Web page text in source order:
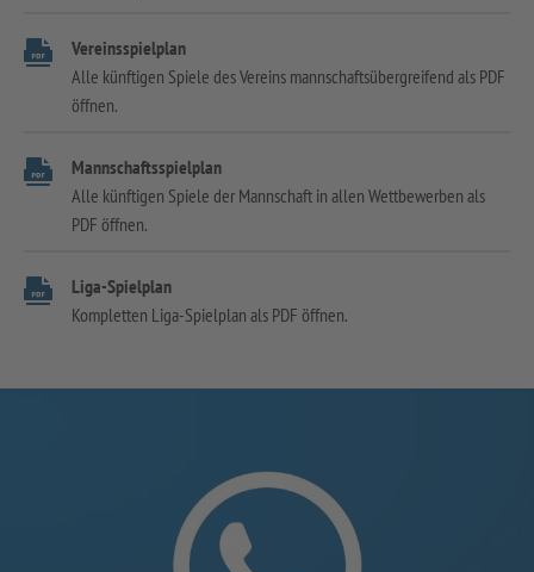
Vereinsspielplan
Alle künftigen Spiele des Vereins mannschaftsübergreifend als PDF
öffnen.
Mannschaftsspielplan
Alle künftigen Spiele der Mannschaft in allen Wettbewerben als
PDF öffnen.
Liga-Spielplan
Kompletten Liga-Spielplan als PDF öffnen.